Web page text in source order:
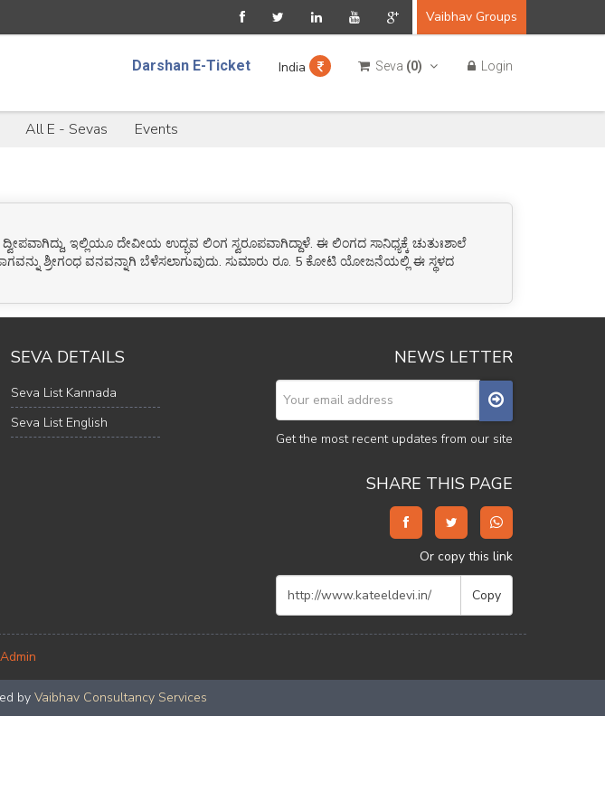
Vaibhav Groups
Darshan E-Ticket India Seva (0) Login
All E - Sevas Events
ಇಲ್ಲಿಯೂ ದೇವೀಯ ಉದ್ಭವ ಲಿಂಗ ಸ್ವರೂಪವಾಗಿದ್ದಾಳೆ. ಈ ಲಿಂಗದ ಸಾನಿಧ್ಯಕ್ಕೆ ಚುತುಃಶಾಲೆ
ಶ್ರೀಗಂಧ ವನವನ್ನಾಗಿ ಬೆಳೆಸಲಾಗುವುದು. ಸುಮಾರು ರೂ. 5 ಕೋಟಿ ಯೋಜನೆಯಲ್ಲಿ ಈ ಸ್ಥಳದ
SEVA DETAILS
Seva List Kannada
Seva List English
NEWS LETTER
Get the most recent updates from our site
SHARE THIS PAGE
Or copy this link
Copy
by Vaibhav Consultancy Services